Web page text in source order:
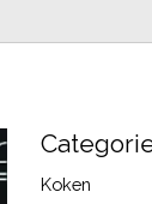
Koken